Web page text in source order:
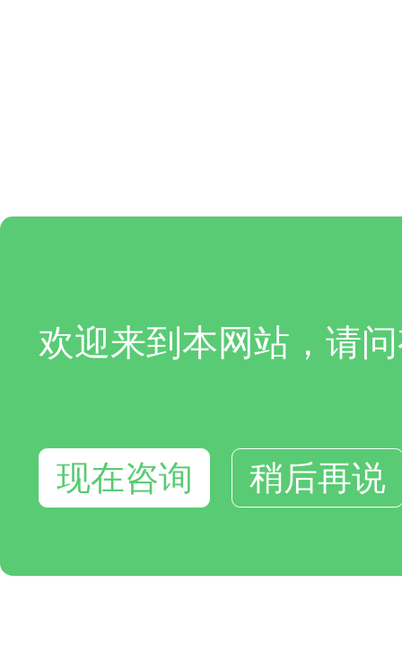
欢迎来到本网站，请
现在咨询 稍后再说